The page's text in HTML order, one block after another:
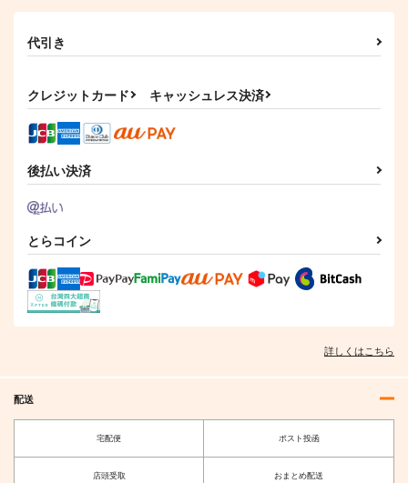
代引き
クレジットカード キャッシュレス決済
後払い決済
とらコイン
詳しくはこちら
配送
宅配便 ポスト投函
店頭受取 おまとめ配送